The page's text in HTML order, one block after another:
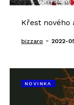
Křest
bizzaro - 2022-
NOVINKA